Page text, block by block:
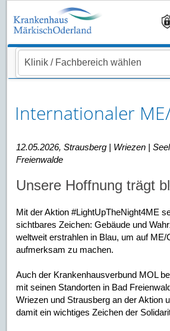
Internationaler ME/
12.05.2026, Strausberg | Wriezen |
Freienwalde
Unsere Hoffnung trägt
Mit der Aktion #LightUpTheNight4ME
sichtbares Zeichen: Gebäude und
weltweit erstrahlen in Blau, um auf ME/
aufmerksam zu machen.
Auch der Krankenhausverbund MOL
mit seinen Standorten in Bad
Wriezen und Strausberg an der Aktion
damit ein wichtiges Zeichen der